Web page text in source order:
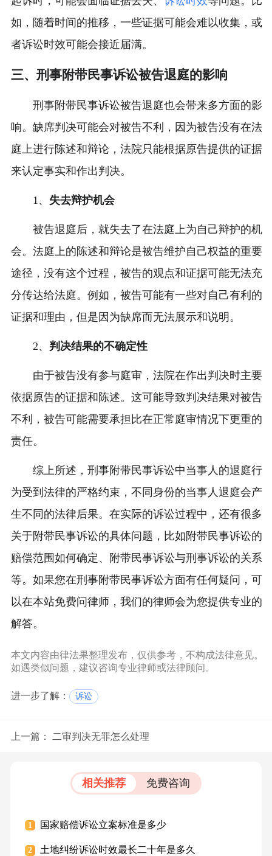
如，随着时间的推移，一些证据可能会难以收集，或
者诉讼时效可能会接近届满。
三、刑事附带民事诉讼被告退庭的影响
刑事附带民事诉讼被告退庭也会带来多方面的影
响。缺席判决可能会对被告不利，因为被告没有在法
庭上进行陈述和辩论，法院只能根据原告提供的证据
来认定事实和作出判决。
1、 失去辩护机会
被告退庭后，就失去了在法庭上为自己辩护的机
会。法庭上的陈述和辩论是被告维护自己权益的重要
途径，没有这个过程，被告的观点和证据可能无法充
分传达给法庭。例如，被告可能有一些对自己有利的
证据和理由，但是因为缺席而无法展示和说明。
2、 判决结果的不确定性
由于被告没有参与庭审，法院在作出判决时主要
依据原告的证据和陈述。这可能导致判决结果对被告
不利，被告可能需要承担比在正常庭审情况下更重的
责任。
综上所述，刑事附带民事诉讼中当事人的退庭行
为受到法律的严格约束，不同身份的当事人退庭会产
生不同的法律后果。在实际的诉讼过程中，还有很多
关于附带民事诉讼的具体问题，比如附带民事诉讼的
赔偿范围如何确定、附带民事诉讼与刑事诉讼的关系
等。如果您在刑事附带民事诉讼方面有任何疑问，可
以在本站免费问律师，我们的律师会为您提供专业的
解答。
本文内容由律法果整理发布，仅供参考，不构成法律意见。
如遇类似问题，建议咨询专业律师或法律顾问。
进一步了解： 诉讼
上一篇： 二审判决无罪怎么处理
相关推荐 免费咨询
1 国家赔偿诉讼立案标准是多少
2 土地纠纷诉讼时效最长二十年是多久